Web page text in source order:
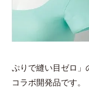
ぷりで縫い目ゼロ」
コラボ開発品です。